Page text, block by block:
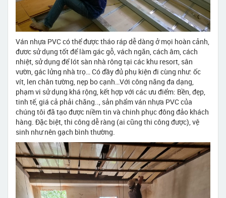
Ván nhựa PVC có thể được tháo ráp dễ dàng ở mọi hoàn cảnh,
đươc sử dụng tốt để làm gác gỗ, vách ngăn, cách âm, cách
nhiệt, sử dụng để lót sàn nhà rông tại các khu resort, sân
vườn, gác lửng nhà trọ… Có đầy đủ phụ kiện đi cùng như: ốc
vít, len chân tường, nẹp bo cạnh…Với công năng đa dạng,
phạm vi sử dụng khá rộng, kết hợp với các ưu điểm: Bền, đẹp,
tinh tế, giá cả phải chăng.., sản phẩm ván nhựa PVC của
chúng tôi đã tạo được niềm tin và chinh phục đông đảo khách
hàng. Đặc biệt, thi công dễ ràng (ai cũng thi công được), vệ
sinh như nên gạch bình thường.